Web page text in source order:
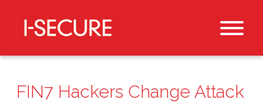
FIN7 Hackers Change Attack